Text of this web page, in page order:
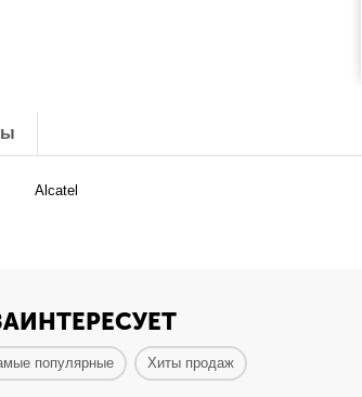
Alcatel
популярные Хиты продаж